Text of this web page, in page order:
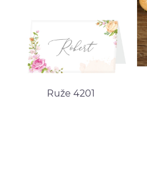
Ruže 4201